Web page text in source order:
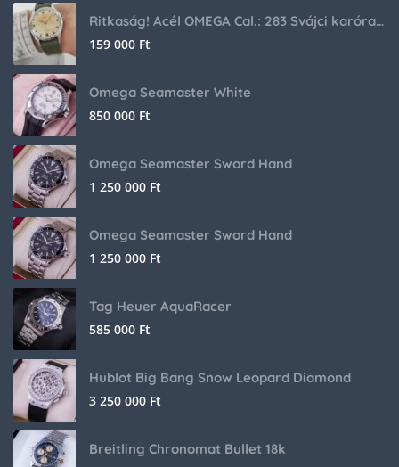
Ritkaság! Acél OMEGA Cal.: 283 Svájci karóra 1953-ból!
159 000 Ft
Omega Seamaster White
850 000 Ft
Omega Seamaster Sword Hand
1 250 000 Ft
Omega Seamaster Sword Hand
1 250 000 Ft
Tag Heuer AquaRacer
585 000 Ft
Hublot Big Bang Snow Leopard Diamond
3 250 000 Ft
Breitling Chronomat Bullet 18k